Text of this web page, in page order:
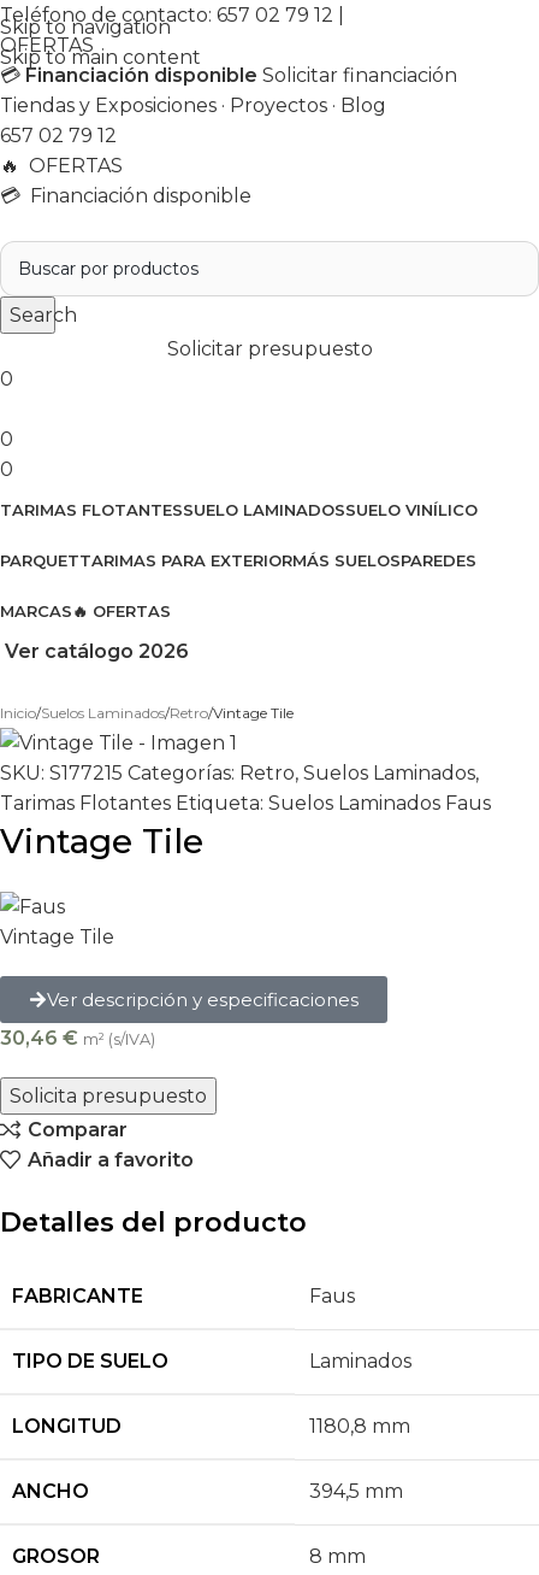
Skip to navigation
Skip to main content
Teléfono de contacto: 657 02 79 12
OFERTAS
💳 Financiación disponible Solicitar financiación
Tiendas y Exposiciones · Proyectos · Blog
657 02 79 12
🔥 OFERTAS
💳 Financiación disponible
Search
Solicitar presupuesto
0
0
0
TARIMAS FLOTANTESSUELO LAMINADOSSUELO VINÍLICO
PARQUETTARIMAS PARA EXTERIORMÁS SUELOSPAREDES
MARCAS🔥 OFERTAS
Ver catálogo 2026
Inicio Suelos Laminados Retro Vintage Tile
SKU: S177215 Categorías: Retro, Suelos Laminados,
Tarimas Flotantes Etiqueta: Suelos Laminados Faus
Vintage Tile
Vintage Tile
Ver descripción y especificaciones
30,46 € m² (s/IVA)
Solicita presupuesto
Comparar
Añadir a favorito
Detalles del producto
FABRICANTE Faus
TIPO DE SUELO Laminados
LONGITUD 1180,8 mm
ANCHO 394,5 mm
GROSOR 8 mm